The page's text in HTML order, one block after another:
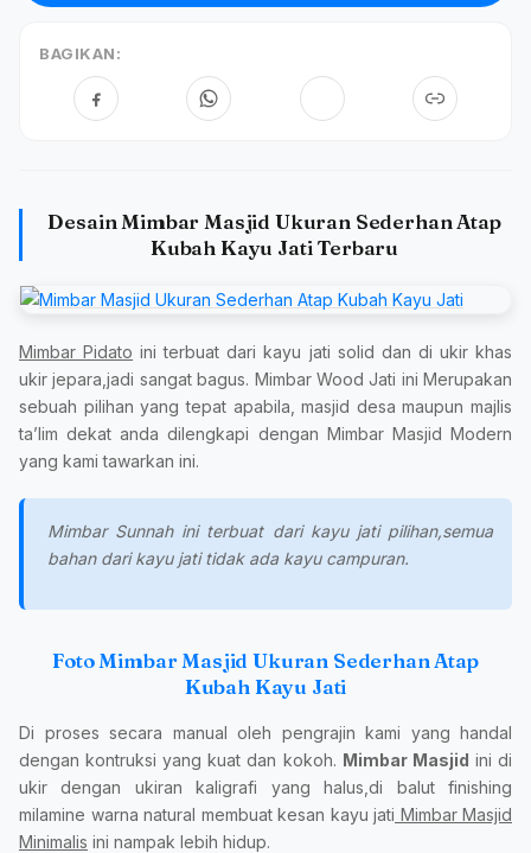
BAGIKAN:
Desain Mimbar Masjid Ukuran Sederhan Atap
Kubah Kayu Jati Terbaru
Mimbar Pidato ini terbuat dari kayu jati solid dan di ukir khas
ukir jepara,jadi sangat bagus. Mimbar Wood Jati ini Merupakan
sebuah pilihan yang tepat apabila, masjid desa maupun majlis
ta’lim dekat anda dilengkapi dengan Mimbar Masjid Modern
yang kami tawarkan ini.
Mimbar Sunnah ini terbuat dari kayu jati pilihan,semua
bahan dari kayu jati tidak ada kayu campuran.
Foto Mimbar Masjid Ukuran Sederhan Atap
Kubah Kayu Jati
Di proses secara manual oleh pengrajin kami yang handal
dengan kontruksi yang kuat dan kokoh. Mimbar Masjid ini di
ukir dengan ukiran kaligrafi yang halus,di balut finishing
milamine warna natural membuat kesan kayu jati Mimbar Masjid
Minimalis ini nampak lebih hidup.